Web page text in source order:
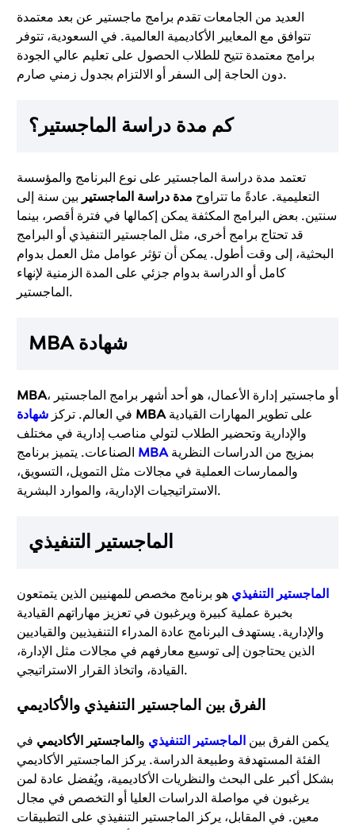
العديد من الجامعات تقدم برامج ماجستير عن بعد معتمدة
تتوافق مع المعايير الأكاديمية العالمية. في السعودية، تتوفر
برامج معتمدة تتيح للطلاب الحصول على تعليم عالي الجودة
دون الحاجة إلى السفر أو الالتزام بجدول زمني صارم.
كم مدة دراسة الماجستير؟
تعتمد مدة دراسة الماجستير على نوع البرنامج والمؤسسة
التعليمية. عادةً ما تتراوح مدة دراسة الماجستير بين سنة إلى
سنتين. بعض البرامج المكثفة يمكن إكمالها في فترة أقصر، بينما
قد تحتاج برامج أخرى، مثل الماجستير التنفيذي أو البرامج
البحثية، إلى وقت أطول. يمكن أن تؤثر عوامل مثل العمل بدوام
كامل أو الدراسة بدوام جزئي على المدة الزمنية لإنهاء
الماجستير.
MBA شهادة
MBA، أو ماجستير إدارة الأعمال، هو أحد أشهر برامج الماجستير
في العالم. تركز شهادة MBA
والإدارية وتحضير الطلاب لتولي مناصب إدارية في مختلف
MBA
والممارسات العملية في مجالات مثل التمويل، التسويق،
الاستراتيجيات الإدارية، والموارد البشرية.
الماجستير التنفيذي
الماجستير التنفيذي هو برنامج مخصص للمهنيين الذين يتمتعون
بخبرة عملية كبيرة ويرغبون في تعزيز مهاراتهم القيادية
والإدارية. يستهدف البرنامج عادة المدراء التنفيذيين والقياديين
الذين يحتاجون إلى توسيع معارفهم في مجالات مثل الإدارة،
القيادة، واتخاذ القرار الاستراتيجي.
الفرق بين الماجستير التنفيذي والأكاديمي
يكمن الفرق بين الماجستير التنفيذي والماجستير الأكاديمي في
الفئة المستهدفة وطبيعة الدراسة. يركز الماجستير الأكاديمي
بشكل أكبر على البحث والنظريات الأكاديمية، ويُفضل عادة لمن
يرغبون في مواصلة الدراسات العليا أو التخصص في مجال
معين. في المقابل، يركز الماجستير التنفيذي على التطبيقات